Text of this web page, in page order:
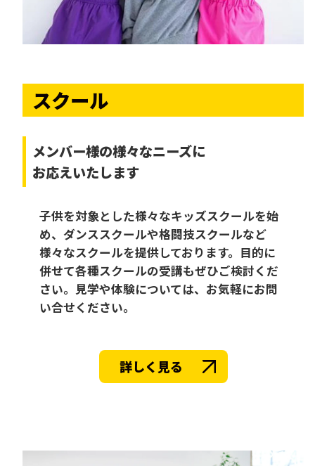
スクール
メンバー様の様々なニーズに
お応えいたします
子供を対象とした様々なキッズスクールを始
め、ダンススクールや格闘技スクールなど
様々なスクールを提供しております。目的に
併せて各種スクールの受講もぜひご検討くだ
さい。見学や体験については、お気軽にお問
い合せください。
詳しく見る